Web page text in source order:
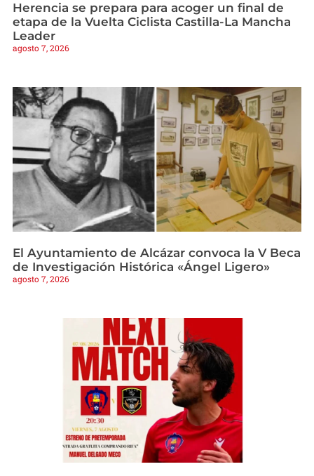
Herencia se prepara para acoger un final de
etapa de la Vuelta Ciclista Castilla-La Mancha
Leader
agosto 7, 2026
El Ayuntamiento de Alcázar convoca la V Beca
de Investigación Histórica «Ángel Ligero»
agosto 7, 2026